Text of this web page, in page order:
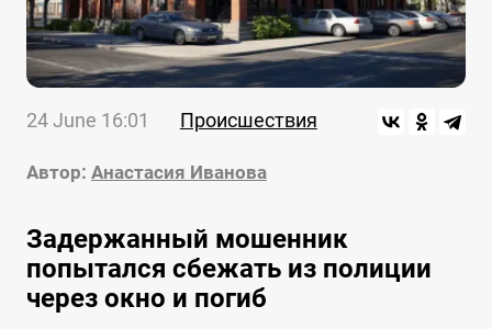
24 June 16:01 Происшествия
Автор: Анастасия Иванова
Задержанный мошенник
попытался сбежать из полиции
через окно и погиб